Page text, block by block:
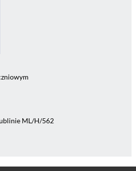
ML/H/562